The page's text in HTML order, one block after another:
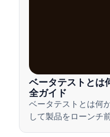
ベータテストとは
全ガイド
ベータテストとは何
して製品をローンチ